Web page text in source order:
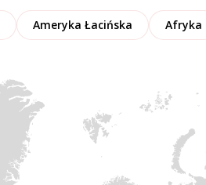
Ameryka Łacińska Afryka